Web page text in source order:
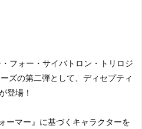
フォー・サイバトロン・トリロジ
ズの第二弾として、ディセプティ
登場！
ーマー』に基づくキャラクターを